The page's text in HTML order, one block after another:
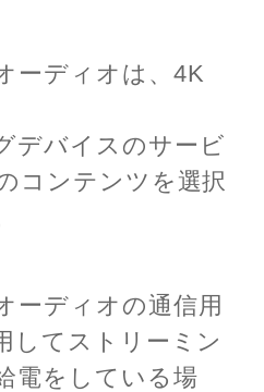
ーディオは、4K
デバイスのサービ
コンテンツを選択
ーディオの通信用
してストリーミン
電をしている場